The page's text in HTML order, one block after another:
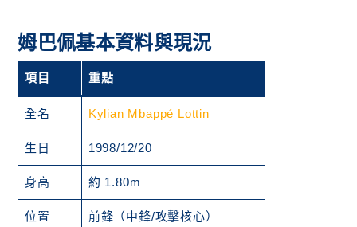
姆巴佩基本資料與現況
項目 重點
全名 Kylian Mbappé Lottin
生日 1998/12/20
身高 約 1.80m
位置 前鋒（中鋒/攻擊核心）